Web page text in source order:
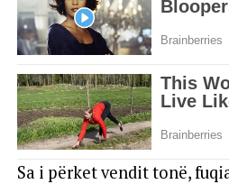
Sa i përket vendit tonë,